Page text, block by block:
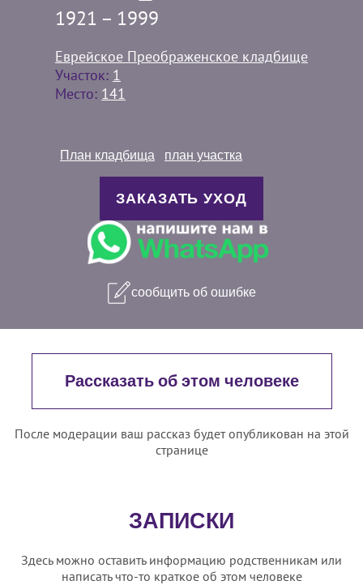
1921 – 1999
Еврейское Преображенское кладбище
Участок: 1
Место: 141
План кладбища план участка
ЗАКАЗАТЬ УХОД
сообщить об ошибке
Рассказать об этом человеке
После модерации ваш рассказ будет опубликован на этой
странице
ЗАПИСКИ
Здесь можно оставить информацию родственникам или
написать что-то краткое об этом человеке